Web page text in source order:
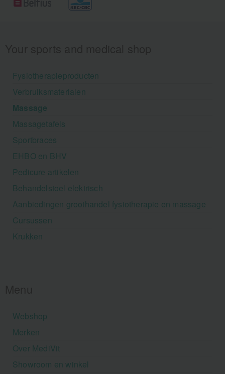
Fysiotherapieproducten
Verbruiksmaterialen
Massage
Massagetafels
Sportbraces
EHBO en BHV
Pedicure artikelen
Behandelstoel elektrisch
Aanbiedingen groothandel fysiotherapie en massage
Cursussen
Krukken
Webshop
Merken
Over MediVit
Showroom en winkel